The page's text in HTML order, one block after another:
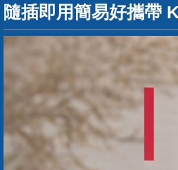
隨插即用簡易好攜帶